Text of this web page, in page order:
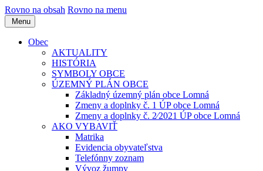
Rovno na obsah Rovno na menu
Menu
Obec
AKTUALITY
HISTÓRIA
SYMBOLY OBCE
ÚZEMNÝ PLÁN OBCE
Základný územný plán obce Lomná
Zmeny a doplnky č. 1 ÚP obce Lomná
Zmeny a doplnky č. 2⁄2021 ÚP obce Lomná
AKO VYBAVIŤ
Matrika
Evidencia obyvateľstva
Telefónny zoznam
Vývoz žumpy